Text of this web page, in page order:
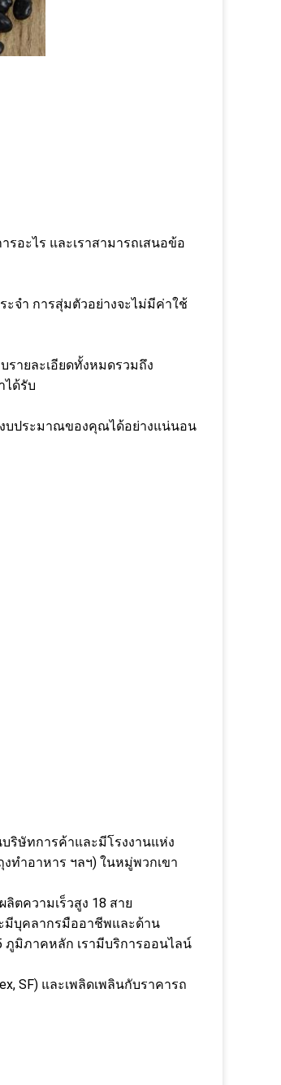
อะไร และเราสามารถเสนอข้อ
จำ การสุ่มตัวอย่างจะไม่มีค่าใช้
รายละเอียดทั้งหมดรวมถึง
ด้รับ
งบประมาณของคุณได้อย่างแน่นอน
นบริษัทการค้าและมีโรงงานแห่ง
ทำอาหาร ฯลฯ) ในหมู่พวกเขา
ลิตความเร็วสูง 18 สาย
มีบุคลากรมืออาชีพและด้าน
ภูมิภาคหลัก เรามีบริการออนไลน์
SF) และเพลิดเพลินกับราคารถ